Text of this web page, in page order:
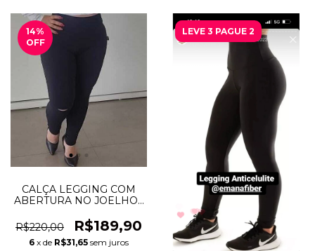
14%
OFF
CALÇA LEGGING COM
ABERTURA NO JOELHO -
- MB Cintas
R$220,00 R$189,90
6 x de R$31,65 sem juros
LEVE 3 PAGUE 2